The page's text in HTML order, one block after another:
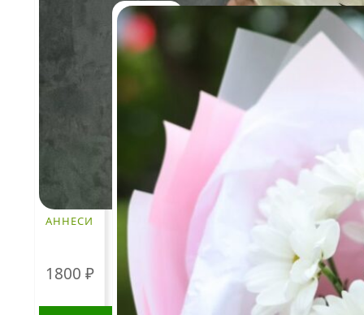
АННЕСИ
1800 ₽
Стоимость букетов и
композиций, указанная на
сайте, ориентировочна и может
меняться. Окончательная цена
зависит от доступности
определенных видов цветов,
времени года, а также может
быть выше в периоды
праздников и
предпраздничных дней.
Информация о составе букетов,
ценах на товары и услуги,
представленная на данном
сайте, предназначена
исключительно для
ознакомления и не является
публичной офертой, как это
определено в Статье 437(2)
Гражданского кодекса
Российской Федерации.